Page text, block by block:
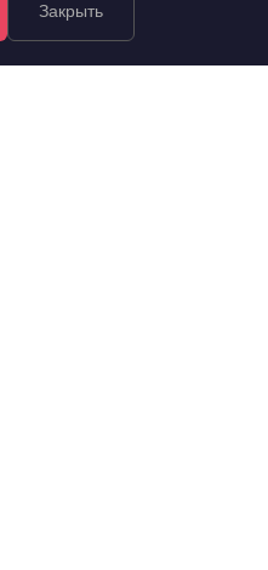
Закрыть